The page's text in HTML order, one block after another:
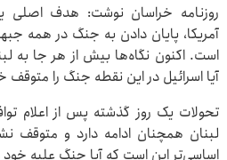
روزنامه خراسان نوشت: هدف اصلی
آمریکا، پایان دادن به جنگ در همه
است. اکنون نگاه‌ها بیش از هر جا به
آیا اسرائیل در این نقطه جنگ را متوقف
تحولات یک روز گذشته پس از اعلام
لبنان همچنان ادامه دارد و
اساسی‌تر این است که آیا جنگ علیه خود